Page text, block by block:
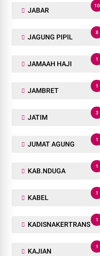
JABAR
10
JAGUNG PIPIL
8
JAMAAH HAJI
1
JAMBRET
1
JATIM
3
JUMAT AGUNG
1
KAB.NDUGA
1
KABEL
1
KADISNAKERTRANS
1
KAJIAN
1